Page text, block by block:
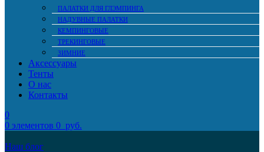
ПАЛАТКИ ДЛЯ ГЛЭМПИНГА
НАДУВНЫЕ ПАЛАТКИ
КЕМПИНГОВЫЕ
ТРЕКИНГОВЫЕ
ЗИМНИЕ
Аксессуары
Тенты
О нас
Контакты
0
0 элементов 0 руб.
Наш блог